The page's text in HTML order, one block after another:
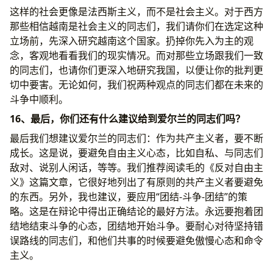
这样的社会更像是法西斯主义，而不是社会主义。对于西方
那些相信越南是社会主义的同志们，我们请你们在选定这种
立场前，先深入研究越南这个国家。扔掉你先入为主的观
念，客观地看看我们的现实情况。而对那些立场跟我们一致
的同志们，也请你们更深入地研究我国，以便让你的批判更
切中要害。无论如何，我们祝两种观点的同志们都在未来的
斗争中顺利。
16、最后，你们还有什么建议给到爱尔兰的同志们吗？
最后我们想建议爱尔兰的同志们：作为共产主义者，要不断
成长。这是说，要避免自由主义心态，比如自私、与同志们
敌对、说别人闲话，等等。我们推荐阅读毛的《反对自由主
义》这篇文章，它很好地列出了有原则的共产主义者要避免
的东西。另外，我也建议，要应用“团结-斗争-团结”的策
略。这是在辩论中得出正确结论的最好方法。永远要抱着团
结地结束斗争的心态，团结地开始斗争。要耐心对待坚持错
误路线的同志们，和他们共事的时候要避免傲慢心态和命令
主义。